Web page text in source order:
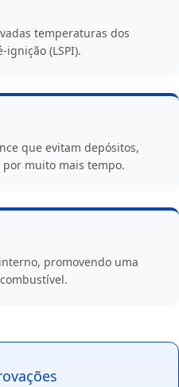
temperaturas dos
(LSPI).
que evitam depósitos,
muito mais tempo.
promovendo uma